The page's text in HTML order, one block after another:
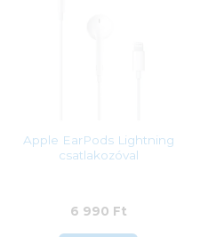
Apple EarPods Lightning
csatlakozóval
6 990 Ft